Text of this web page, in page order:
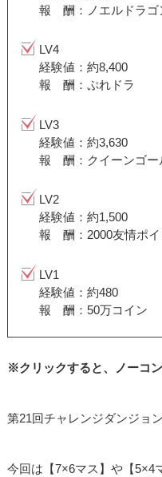
報 酬：ノエルドラゴ
LV4
経験値：約8,400
報 酬：ぷれドラ
LV3
経験値：約3,630
報 酬：クイーンゴー
LV2
経験値：約1,500
報 酬：2000友情ポイ
LV1
経験値：約480
報 酬：50万コイン
※クリックすると、ノーコ
第21回チャレンジダンジョ
今回は【7×6マス】や【5×4